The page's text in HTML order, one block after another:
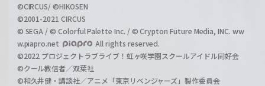
©CIRCUS/ ©HIKOSEN
©2001-2021 CIRCUS
© SEGA / © Colorful Palette Inc. / © Crypton Future Media, INC. ww
w.piapro.net
All rights reserved.
©2022 プロジェクトラブライブ！虹ヶ咲学園スクールアイドル同好会
©クール教信者／双葉社
©和久井健・講談社／アニメ「東京リベンジャーズ」製作委員会